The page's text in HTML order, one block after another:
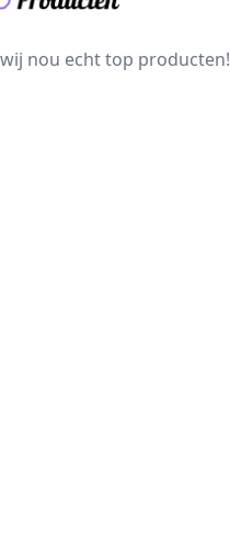
nou echt top producten!